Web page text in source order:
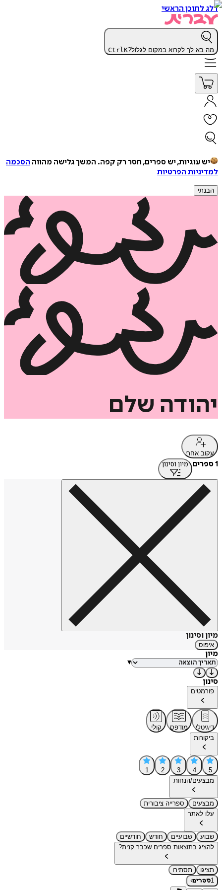
דלג לתוכן הראשי
מה בא לך לקרוא במקום לגלול? CtrlK
יש עוגיות, יש ספרים, חסר רק קפה. המשך גלישה מהווה הסכמה
למדיניות הפרטיות
הבנתי
יהודה שלם
עקוב אחרי
1 ספרים מיון וסינון
מיון וסינון
איפוס
מיון
▾
סינון
פורמטים
דיגיטלי מודפס
קולי
ביקורות
5
4
3
2
1
מבצעים/הנחות
מבצעים
ספרייה ציבורית
עלו לאתר
שבוע שבועיים חודש
חודשיים
להציג בתוצאות ספרים שכבר קנית?
תציגו
תסתירו
1ספרים›